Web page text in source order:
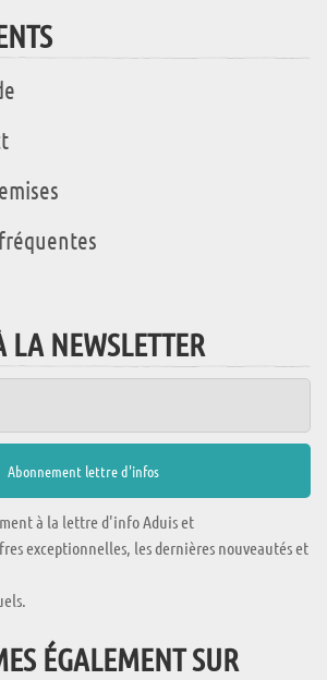
LA NEWSLETTER
à la lettre d'info Aduis et
exceptionnelles, les dernières nouveautés et
ÉGALEMENT SUR